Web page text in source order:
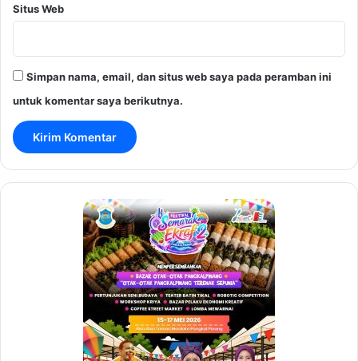
Situs Web
Simpan nama, email, dan situs web saya pada peramban ini
untuk komentar saya berikutnya.